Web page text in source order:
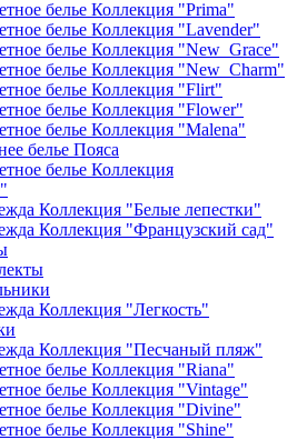
белье Коллекция "Prima"
белье Коллекция "Lavender"
белье Коллекция "New_Grace"
белье Коллекция "New_Charm"
белье Коллекция "Flirt"
белье Коллекция "Flower"
белье Коллекция "Malena"
белье Пояса
белье Коллекция
Коллекция "Белые лепестки"
Коллекция "Французский сад"
Коллекция "Легкость"
Коллекция "Песчаный пляж"
белье Коллекция "Riana"
белье Коллекция "Vintage"
белье Коллекция "Divine"
белье Коллекция "Shine"